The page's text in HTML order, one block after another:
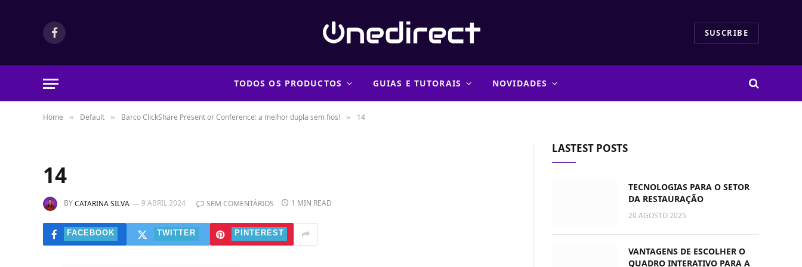
Facebook SUSCRIBE
TODOS OS PRODUCTOS GUIAS E TUTORAIS NOVIDADES
Home » Default » Barco ClickShare Present or Conference: a melhor dupla sem fios! » 14
14
BYCATARINA SILVA 9 ABRIL 2024 SEM COMENTÁRIOS 1 MIN READ
FACEBOOK TWITTER PINTEREST
LASTEST POSTS
TECNOLOGIAS PARA O SETOR
DA RESTAURAÇÃO
20 AGOSTO 2025
VANTAGENS DE ESCOLHER O
QUADRO INTERATIVO PARA A